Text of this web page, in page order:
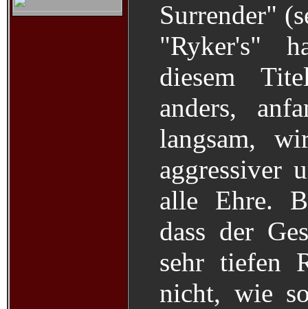
Surrender"
"Ryker's"
diesem
anders,
langsam,
aggressiver
alle Ehre.
dass der
sehr tiefen
nicht, wie